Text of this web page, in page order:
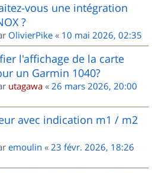
vous une intégration
?
OlivierPike « 10 mai 2026, 02:35
l'affichage de la carte
un Garmin 1040?
utagawa « 26 mars 2026, 20:00
avec indication m1 / m2
emoulin « 23 févr. 2026, 18:26